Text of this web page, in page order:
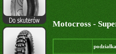
Motocross -
podziałka